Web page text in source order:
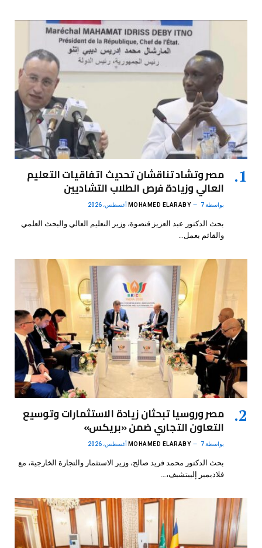
مصر وتشاد تناقشان تحديث اتفاقيات التعليم
العالي وزيادة فرص الطلاب التشاديين
بواسطة MOHAMED ELARABY 7 أغسطس، 2026
بحث الدكتور عبد العزيز قنصوة، وزير التعليم العالي والبحث العلمي
والقائم بعمل…
مصر وروسيا تبحثان زيادة الاستثمارات وتوسيع
التعاون التجاري ضمن «بريكس»
بواسطة MOHAMED ELARABY 7 أغسطس، 2026
بحث الدكتور محمد فريد صالح، وزير الاستثمار والتجارة الخارجية، مع
فلاديمير إلييتشيف،…